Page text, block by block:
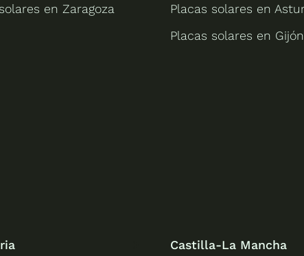
en Zaragoza
Placas solares en
Placas solares en Gijón
Castilla-La Mancha